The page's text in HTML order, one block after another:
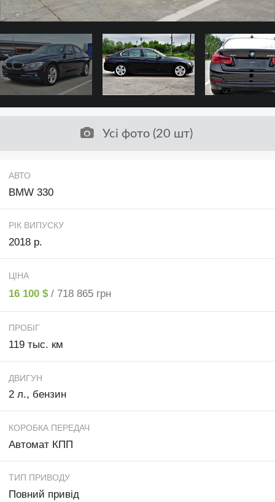
Усі фото (20 шт)
АВТО
BMW 330
РІК ВИПУСКУ
2018 р.
ЦІНА
16 100 $ / 718 865 грн
ПРОБІГ
119 тыс. км
ДВИГУН
2 л., бензин
КОРОБКА ПЕРЕДАЧ
Автомат КПП
ТИП ПРИВОДУ
Повний привід